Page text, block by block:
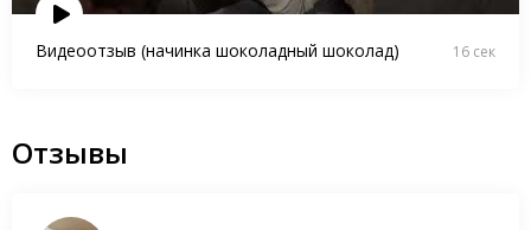
Видеоотзыв (начинка шоколадный шоколад) 16 сек
Отзывы